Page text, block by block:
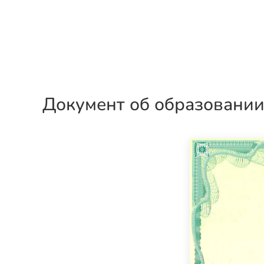
Документ об образовании